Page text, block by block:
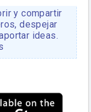
y compartir
despejar
ideas.